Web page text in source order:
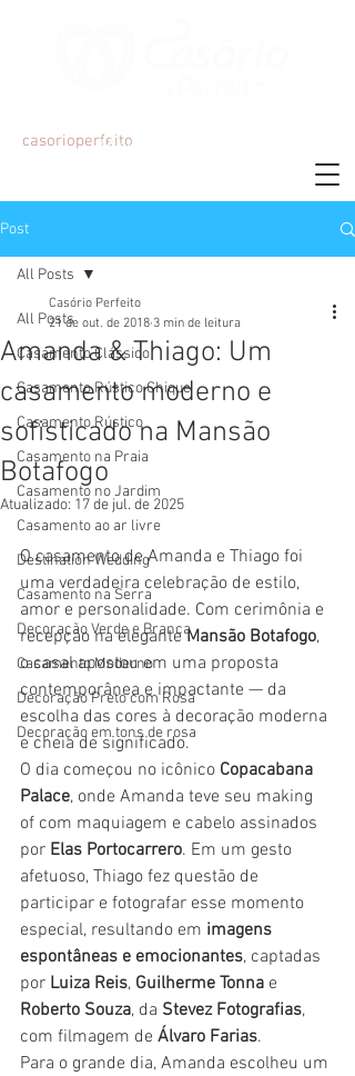
casorioperfeitoMariana Martins
Post
All Posts
Casamento Clássico
Casamento Rústico Chique
Casamento Rústico
Casamento na Praia
Casamento no Jardim
Casamento ao ar livre
Destination Wedding
Casamento na Serra
Decoração Verde e Branca
Casamento Moderno
Decoração Preto com Rosa
Decoração em tons de rosa
All Posts
Amanda & Thiago: Um
casamento moderno e
sofisticado na Mansão
Botafogo
Casório Perfeito
21 de out. de 2018 3 min de leitura
Atualizado: 17 de jul. de 2025
O casamento de Amanda e Thiago foi
uma verdadeira celebração de estilo,
amor e personalidade. Com cerimônia e
recepção na elegante Mansão Botafogo,
o casal apostou em uma proposta
contemporânea e impactante — da
escolha das cores à decoração moderna
e cheia de significado.
O dia começou no icônico Copacabana
Palace, onde Amanda teve seu making
of com maquiagem e cabelo assinados
por Elas Portocarrero. Em um gesto
afetuoso, Thiago fez questão de
participar e fotografar esse momento
especial, resultando em imagens
espontâneas e emocionantes, captadas
por Luiza Reis, Guilherme Tonna e
Roberto Souza, da Stevez Fotografias,
com filmagem de Álvaro Farias.
Para o grande dia, Amanda escolheu um